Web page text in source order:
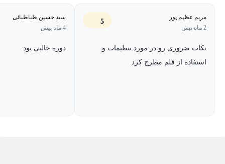
مریم عظیم پور
2 ماه پیش
5
نکات ضروری رو در مورد تنظیمات و
استفاده از قلم مطرح کرد
سید حسین طباطبائی
4 ماه پیش
دوره جالبی بود